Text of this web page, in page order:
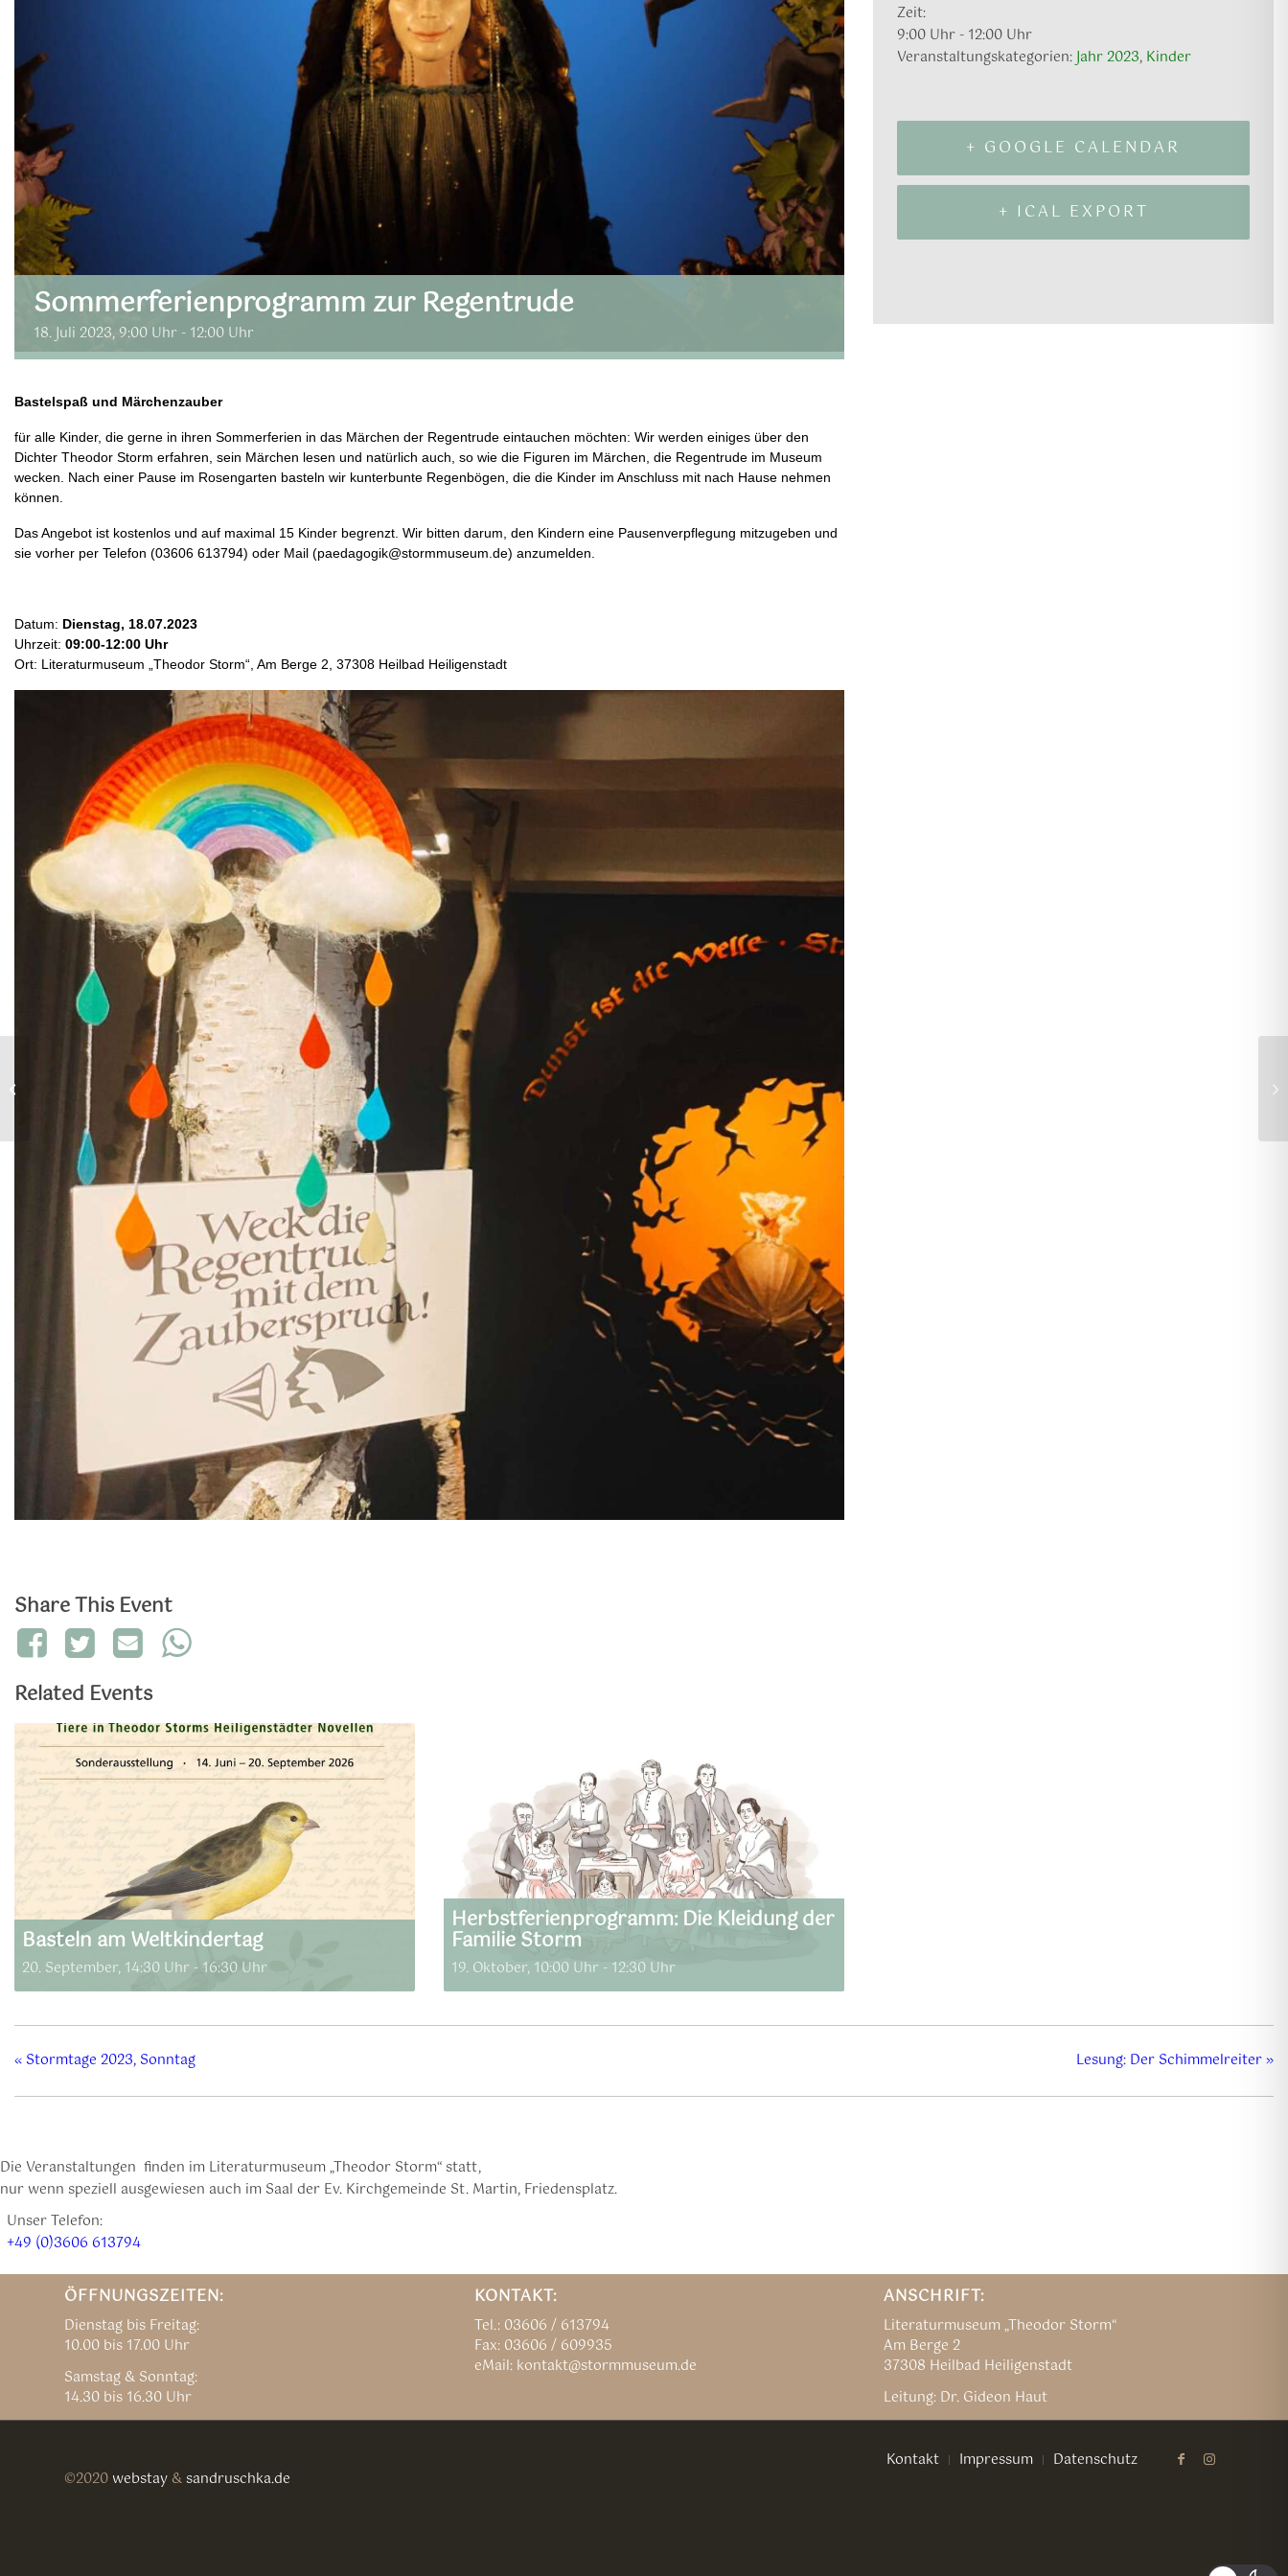
Sommerferienprogramm zur Regentrude
18. Juli 2023, 9:00 Uhr - 12:00 Uhr
Bastelspaß und Märchenzauber
für alle Kinder, die gerne in ihren Sommerferien in das Märchen der Regentrude eintauchen möchten: Wir werden einiges über den
Dichter Theodor Storm erfahren, sein Märchen lesen und natürlich auch, so wie die Figuren im Märchen, die Regentrude im Museum
wecken. Nach einer Pause im Rosengarten basteln wir kunterbunte Regenbögen, die die Kinder im Anschluss mit nach Hause nehmen
können.
Das Angebot ist kostenlos und auf maximal 15 Kinder begrenzt. Wir bitten darum, den Kindern eine Pausenverpflegung mitzugeben und
sie vorher per Telefon (03606 613794) oder Mail (paedagogik@stormmuseum.de) anzumelden.
Datum: Dienstag, 18.07.2023
Uhrzeit: 09:00-12:00 Uhr
Ort: Literaturmuseum „Theodor Storm“, Am Berge 2, 37308 Heilbad Heiligenstadt
Share This Event
Zeit:
9:00 Uhr - 12:00 Uhr
Veranstaltungskategorien: Jahr 2023, Kinder
+ GOOGLE CALENDAR
+ ICAL EXPORT
Related Events
Basteln am Weltkindertag
20. September, 14:30 Uhr - 16:30 Uhr
Herbstferienprogramm: Die Kleidung der
Familie Storm
19. Oktober, 10:00 Uhr - 12:30 Uhr
« Stormtage 2023, Sonntag Lesung: Der Schimmelreiter»
Die Veranstaltungen finden im Literaturmuseum „Theodor Storm“ statt,
nur wenn speziell ausgewiesen auch im Saal der Ev. Kirchgemeinde St. Martin, Friedensplatz.
Unser Telefon:
+49 (0)3606 613794
ÖFFNUNGSZEITEN:
Dienstag bis Freitag:
10.00 bis 17.00 Uhr
Samstag & Sonntag:
14.30 bis 16.30 Uhr
KONTAKT:
Tel.: 03606 / 613794
Fax: 03606 / 609935
eMail: kontakt@stormmuseum.de
ANSCHRIFT:
Literaturmuseum „Theodor Storm“
Am Berge 2
37308 Heilbad Heiligenstadt
Leitung: Dr. Gideon Haut
©2020 webstay &sandruschka.de
Kontakt Impressum Datenschutz
Stormtage 2023,